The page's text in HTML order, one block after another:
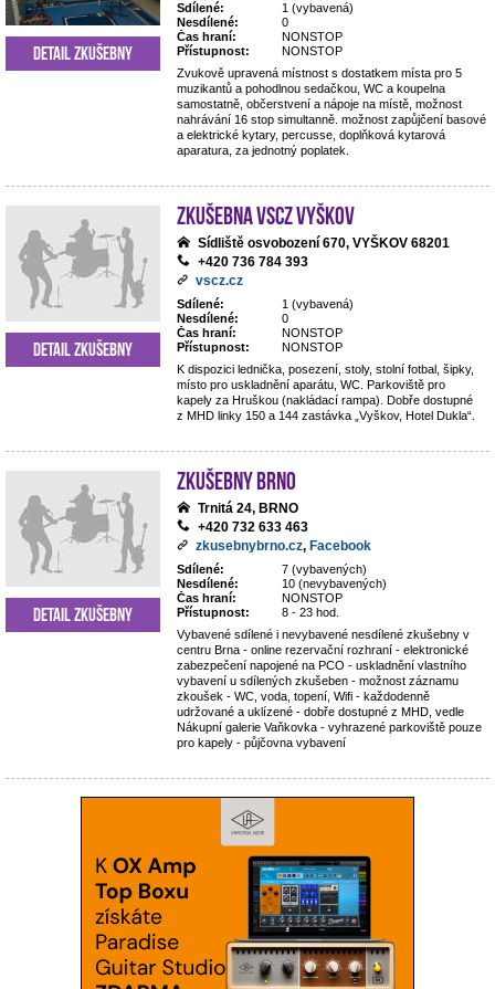
Sdílené:
1 (vybavená)
Nesdílené:
0
Čas hraní:
NONSTOP
Přístupnost:
NONSTOP
Zvukově upravená místnost s dostatkem místa pro 5
muzikantů a pohodlnou sedačkou, WC a koupelna
samostatně, občerstvení a nápoje na místě, možnost
nahrávání 16 stop simultanně. možnost zapůjčení basové
a elektrické kytary, percusse, doplňková kytarová
aparatura, za jednotný poplatek.
Detail zkušebny
Zkušebna VSCZ Vyškov
Sídliště osvobození 670, VYŠKOV 68201
+420 736 784 393
vscz.cz
Sdílené:
1 (vybavená)
Nesdílené:
0
Čas hraní:
NONSTOP
Přístupnost:
NONSTOP
K dispozici lednička, posezení, stoly, stolní fotbal, šipky,
místo pro uskladnění aparátu, WC. Parkoviště pro
kapely za Hruškou (nakládací rampa). Dobře dostupné
z MHD linky 150 a 144 zastávka „Vyškov, Hotel Dukla“.
Detail zkušebny
Zkušebny Brno
Trnitá 24, BRNO
+420 732 633 463
zkusebnybrno.cz, Facebook
Sdílené:
7 (vybavených)
Nesdílené:
10 (nevybavených)
Čas hraní:
NONSTOP
Přístupnost:
8 - 23 hod.
Vybavené sdílené i nevybavené nesdílené zkušebny v
centru Brna - online rezervační rozhraní - elektronické
zabezpečení napojené na PCO - uskladnění vlastního
vybavení u sdílených zkušeben - možnost záznamu
zkoušek - WC, voda, topení, Wifi - každodenně
udržované a uklízené - dobře dostupné z MHD, vedle
Nákupní galerie Vaňkovka - vyhrazené parkoviště pouze
pro kapely - půjčovna vybavení
Detail zkušebny